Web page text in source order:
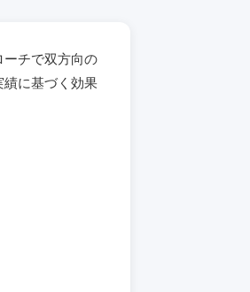
チで双方向の
に基づく効果